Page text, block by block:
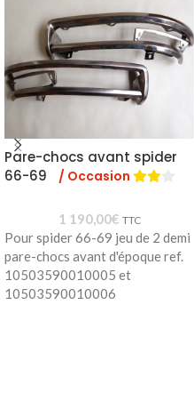
Pare-chocs avant spider
66-69
/ Occasion
1 190,00€ TTC
Pour spider 66-69 jeu de 2 demi
pare-chocs avant d'époque ref.
10503590010005 et
10503590010006